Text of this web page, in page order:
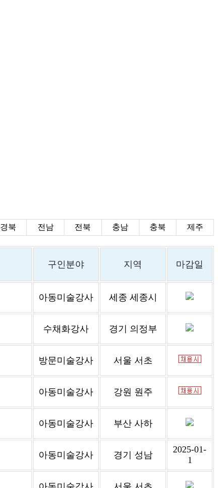
경북 전남 전북 충남 충북 제주
구인분야 지역 마감일
아동미술강사 세종 세종시
수채화강사 경기 의정부
방문미술강사 서울 서초
아동미술강사 강원 원주
아동미술강사 부산 사하
아동미술강사 경기 성남
2025-01-
1